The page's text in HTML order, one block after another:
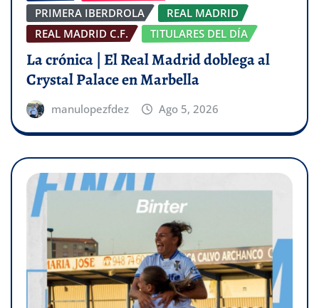
PRIMERA IBERDROLA
REAL MADRID
REAL MADRID C.F.
TITULARES DEL DÍA
La crónica | El Real Madrid doblega al
Crystal Palace en Marbella
manulopezfdez Ago 5, 2026